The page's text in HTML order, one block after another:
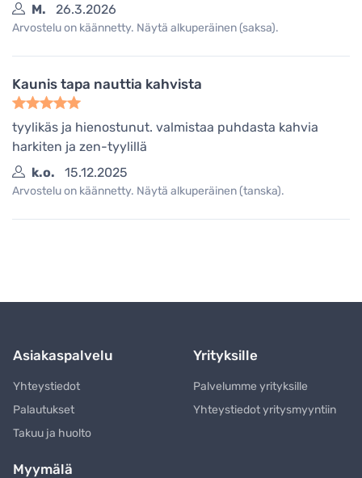
M.
26.3.2026
Arvostelu on käännetty. Näytä alkuperäinen (saksa).
Kaunis tapa nauttia kahvista
tyylikäs ja hienostunut. valmistaa puhdasta kahvia
harkiten ja zen-tyylillä
k.o.
15.12.2025
Arvostelu on käännetty. Näytä alkuperäinen (tanska).
Asiakaspalvelu
Yhteystiedot
Palautukset
Takuu ja huolto
Yrityksille
Palvelumme yrityksille
Yhteystiedot yritysmyyntiin
Myymälä